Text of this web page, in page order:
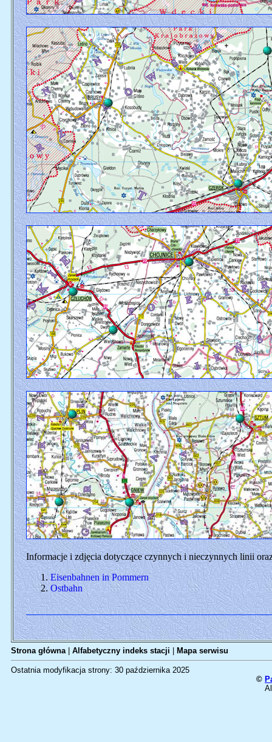
Informacje i zdjęcia dotyczące czynnych i nieczynnych linii
Eisenbahnen in Pommern
Ostbahn
Strona główna| Alfabetyczny indeks stacji Mapa serwisu
Ostatnia modyfikacja strony: 30 października 2025
©